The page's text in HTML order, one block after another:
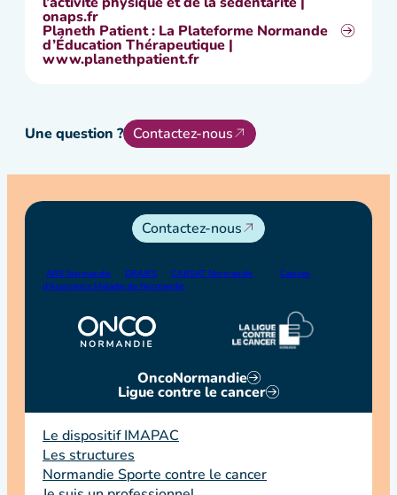
onaps.fr
Planeth Patient : La Plateforme Normande
d’Éducation Thérapeutique |
www.planethpatient.fr
Une question ? Contactez-nous
Contactez-nous
ARS Normandie DRAJES CARSAT Normandie
Caisses
d’Assurance Maladie de Normandie
OncoNormandie
Ligue contre le cancer
Le dispositif IMAPAC
Les structures
Normandie Sporte contre le cancer